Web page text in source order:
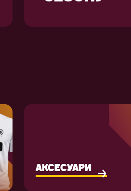
АКСЕСУАРИ